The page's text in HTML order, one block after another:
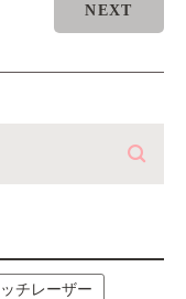
NEXT
チレーザー